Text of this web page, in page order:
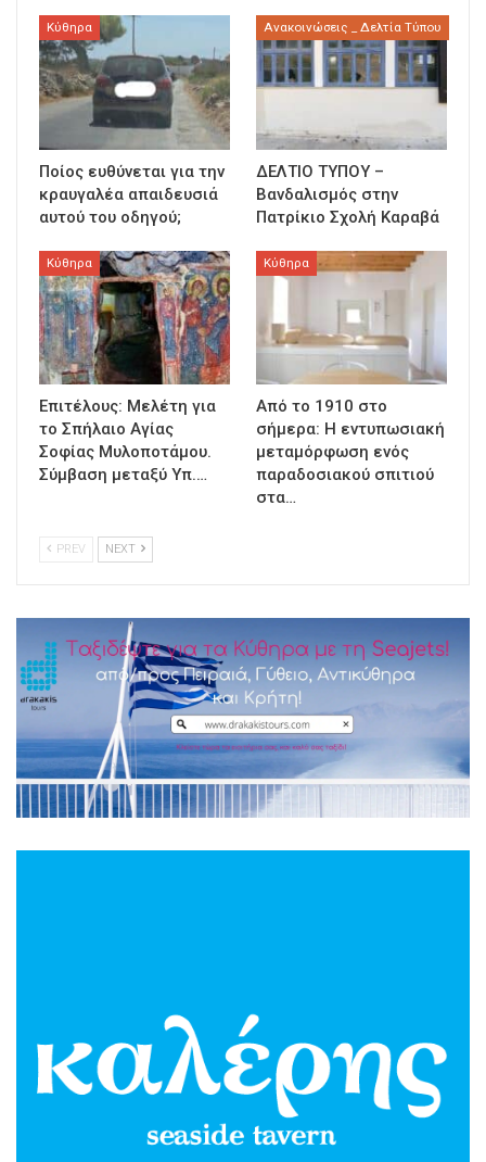
Κύθηρα
Ποίος ευθύνεται για την
κραυγαλέα απαιδευσιά
αυτού του οδηγού;
Ανακοινώσεις _ Δελτία Τύπου
ΔΕΛΤΙΟ ΤΥΠΟΥ –
Βανδαλισμός στην
Πατρίκιο Σχολή Καραβά
Κύθηρα
Επιτέλους: Μελέτη για
το Σπήλαιο Αγίας
Σοφίας Μυλοποτάμου.
Σύμβαση μεταξύ Υπ.…
Κύθηρα
Από το 1910 στο
σήμερα: Η εντυπωσιακή
μεταμόρφωση ενός
παραδοσιακού σπιτιού
στα…
PREV NEXT